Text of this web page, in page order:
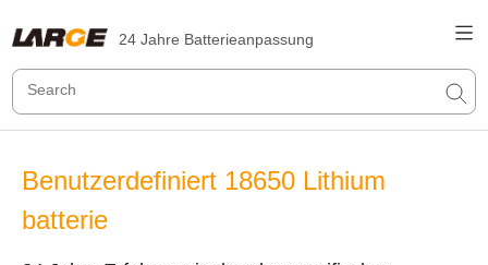
24 Jahre Batterieanpassung
Benutzerdefiniert 18650 Lithium
batterie